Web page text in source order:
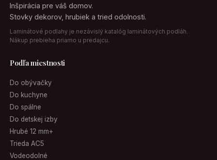
Inšpirácia pre váš domov.
Stovky dekorov, hrubiek a tried odolnosti.
Laminátové podlahy je nezávislý katalóg laminátových podláh.
Nákup prebieha priamo u predajcu.
Podľa miestnosti
Do obývačky
Do kuchyne
Do spálne
Do detskej izby
Hrubé 12 mm+
Trieda AC5
Vodeodolné